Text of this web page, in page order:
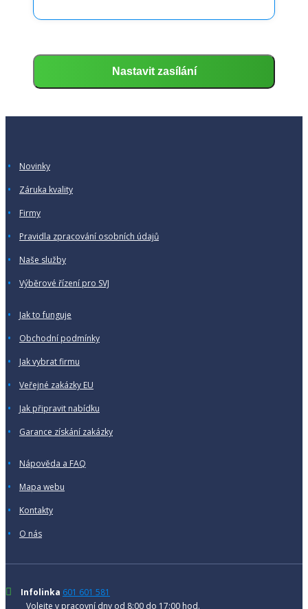
Novinky
Záruka kvality
Firmy
Pravidla zpracování osobních údajů
Naše služby
Výběrové řízení pro SVJ
Jak to funguje
Obchodní podmínky
Jak vybrat firmu
Veřejné zakázky EU
Jak připravit nabídku
Garance získání zakázky
Nápověda a FAQ
Mapa webu
Kontakty
O nás
Infolinka 601 601 581
Volejte v pracovní dny od 8:00 do 17:00 hod.